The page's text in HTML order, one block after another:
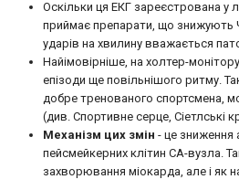
Оскільки ця ЕКГ зареєстрована у
приймає препарати, що знижують
ударів на хвилину вважається
Найімовірніше, на холтер-
епізоди ще повільнішого ритму.
добре тренованого спортсмена,
(див. Спортивне серце, Сіетлські
Механізм цих змін - це зниження
пейсмейкерних клітин СА-вузла.
захворювання міокарда, але і як